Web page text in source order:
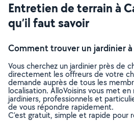
Entretien de terrain à
qu’il faut savoir
Comment trouver un jardinier à
Vous cherchez un jardinier près de
directement les offreurs de votre
demande auprès de tous les
localisation. AlloVoisins vous met
jardiniers, professionnels et
de vous répondre rapidement.
C’est gratuit, simple et rapide pour